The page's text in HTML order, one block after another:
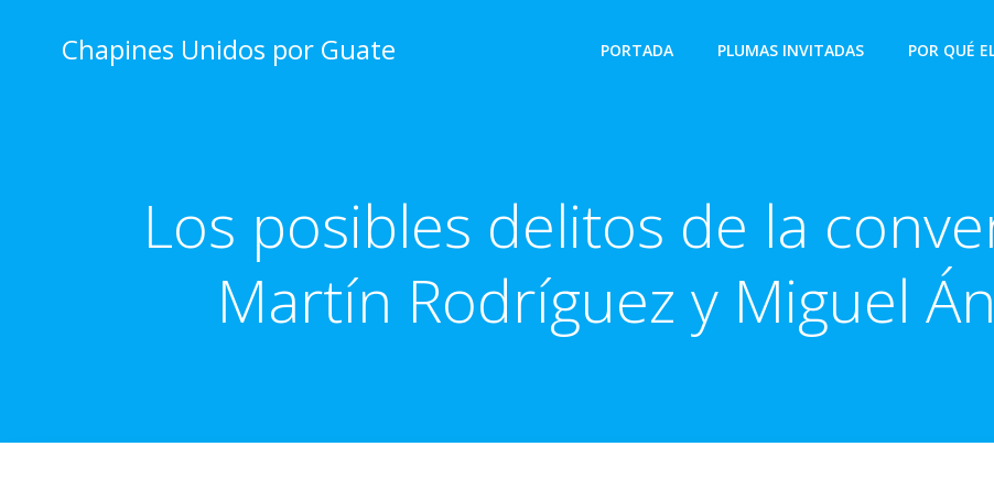
Chapines Unidos por Guate PORTADA PLUMAS INVITADAS POR QUÉ
Los posibles delitos de la
Martín Rodríguez y Miguel